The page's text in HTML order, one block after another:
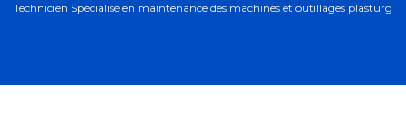
Technicien Spécialisé en maintenance des machines et outillages plasturgie